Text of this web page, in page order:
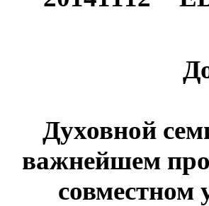
Духовной
важнейшем
совместном